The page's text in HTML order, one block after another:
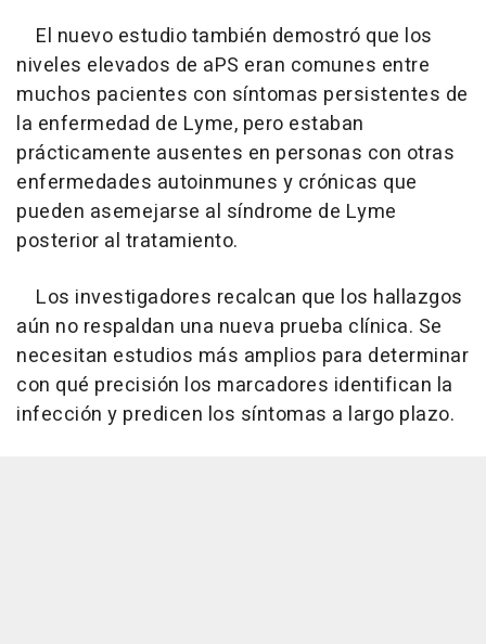
El nuevo estudio también demostró que los
niveles elevados de aPS eran comunes entre
muchos pacientes con síntomas persistentes de
la enfermedad de Lyme, pero estaban
prácticamente ausentes en personas con otras
enfermedades autoinmunes y crónicas que
pueden asemejarse al síndrome de Lyme
posterior al tratamiento.
Los investigadores recalcan que los hallazgos
aún no respaldan una nueva prueba clínica. Se
necesitan estudios más amplios para determinar
con qué precisión los marcadores identifican la
infección y predicen los síntomas a largo plazo.